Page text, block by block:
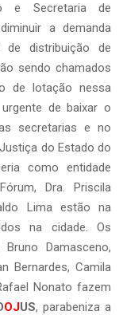
e Secretaria de
a demanda
distribuição de
sendo chamados
de lotação nessa
de baixar o
secretarias e no
do Estado do
como entidade
Dra. Priscila
Lima estão na
na cidade. Os
Damasceno,
Bernardes, Camila
Nonato fazem
OJUS, parabeniza a